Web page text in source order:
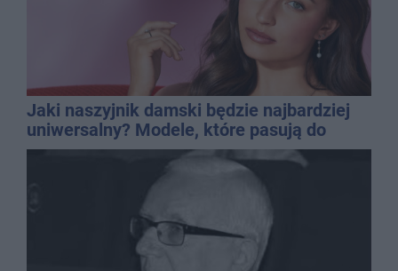
Jaki naszyjnik damski będzie najbardziej
uniwersalny? Modele, które pasują do
wielu stylizacji